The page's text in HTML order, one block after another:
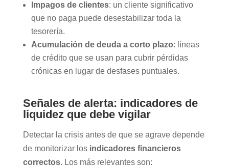
Impagos de clientes: un cliente significativo
que no paga puede desestabilizar toda la
tesorería.
Acumulación de deuda a corto plazo: líneas
de crédito que se usan para cubrir pérdidas
crónicas en lugar de desfases puntuales.
Señales de alerta: indicadores de
liquidez que debe vigilar
Detectar la crisis antes de que se agrave depende
de monitorizar los indicadores financieros
correctos. Los más relevantes son: